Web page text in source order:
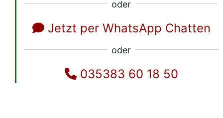
oder
Jetzt per WhatsApp Chatten
oder
035383 60 18 50